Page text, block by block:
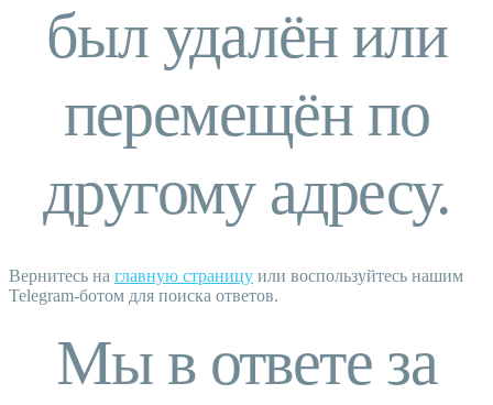
был удалён или
перемещён по
другому адресу.
Вернитесь на главную страницу или воспользуйтесь нашим
Telegram-ботом для поиска ответов.
Мы в ответе за